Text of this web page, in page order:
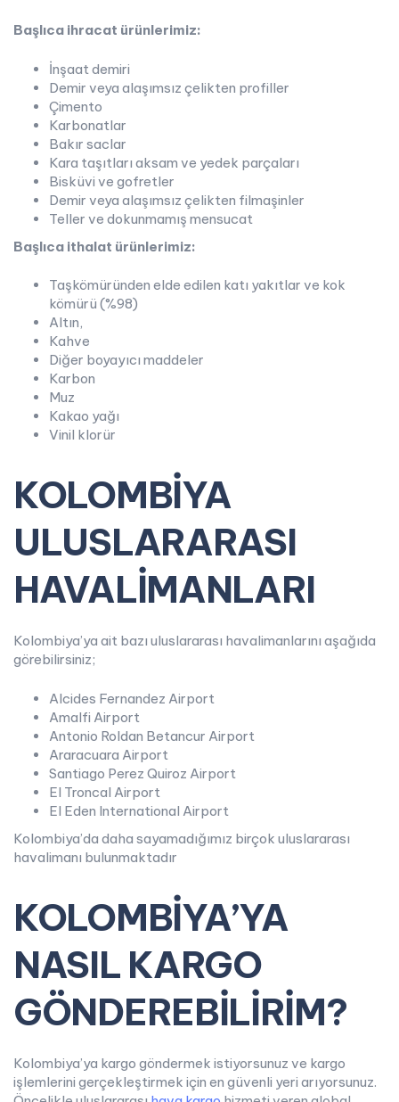
Başlıca ihracat ürünlerimiz:
İnşaat demiri
Demir veya alaşımsız çelikten profiller
Çimento
Karbonatlar
Bakır saclar
Kara taşıtları aksam ve yedek parçaları
Bisküvi ve gofretler
Demir veya alaşımsız çelikten filmaşinler
Teller ve dokunmamış mensucat
Başlıca ithalat ürünlerimiz:
Taşkömüründen elde edilen katı yakıtlar ve kok
kömürü (%98)
Altın,
Kahve
Diğer boyayıcı maddeler
Karbon
Muz
Kakao yağı
Vinil klorür
KOLOMBİYA
ULUSLARARASI
HAVALİMANLARI
Kolombiya’ya ait bazı uluslararası havalimanlarını aşağıda
görebilirsiniz;
Alcides Fernandez Airport
Amalfi Airport
Antonio Roldan Betancur Airport
Araracuara Airport
Santiago Perez Quiroz Airport
El Troncal Airport
El Eden International Airport
Kolombiya’da daha sayamadığımız birçok uluslararası
havalimanı bulunmaktadır
KOLOMBİYA’YA
NASIL KARGO
GÖNDEREBİLİRİM?
Kolombiya’ya kargo göndermek istiyorsunuz ve kargo
işlemlerini gerçekleştirmek için en güvenli yeri arıyorsunuz.